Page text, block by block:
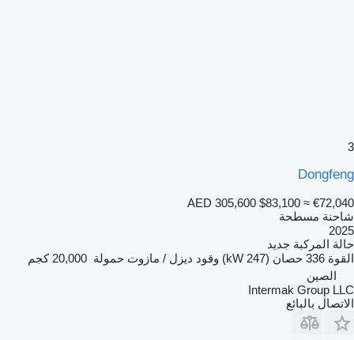
3
Dongfeng
AED 305,600 $83,100 ≈ €72,040
شاحنة مسطحة
2025
حالة المركبة جديد
القوة 336 حصان (247 kW) وقود ديزل / مازوت حمولة 20,000 كجم
الصين
Intermak Group LLC
الاتصال بالبائع